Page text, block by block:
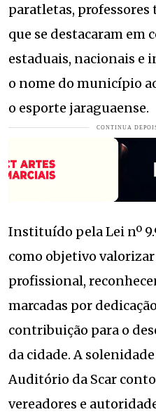
paratletas,
que se destacaram em
estaduais, nacionais e
o nome do município
o esporte jaraguaense.
Instituído pela Lei nº
como objetivo
profissional,
marcadas por
contribuição para o
da cidade. A
Auditório da Scar
vereadores e